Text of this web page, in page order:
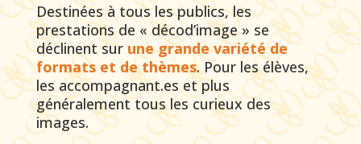
Destinées à tous les publics, les
prestations de « décod’image » se
déclinent surune grande variété de
formats et de thèmes. Pour les élèves,
les accompagnant.es et plus
généralement tous les curieux des
images.